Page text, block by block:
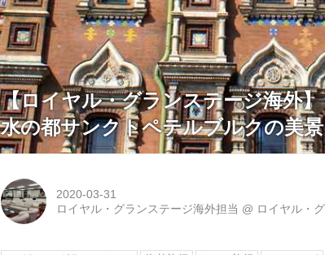
【ロイヤル・グランステージ海外】
水の都サンクトペテルブルクの美
2020-03-31
ロイヤル・グランステージ海外担当 @ ロイヤル・